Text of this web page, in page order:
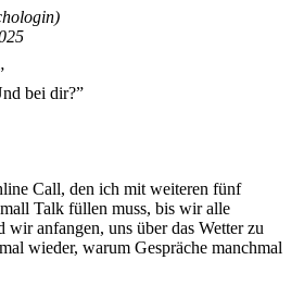
bei dir?”
Call, den ich mit weiteren fünf
Talk füllen muss, bis wir alle
anfangen, uns über das Wetter zu
wieder, warum Gespräche manchmal